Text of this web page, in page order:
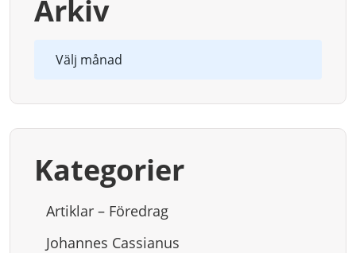
Arkiv
Kategorier
Artiklar – Föredrag
Johannes Cassianus